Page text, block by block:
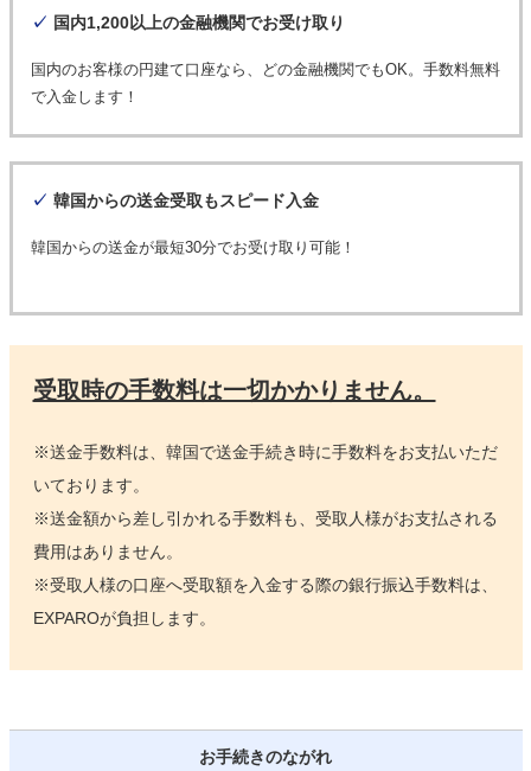
✓ 国内1,200以上の金融機関でお受け取り
国内のお客様の円建て口座なら、どの金融機関でもOK。手数料無料
で入金します！
✓ 韓国からの送金受取もスピード入金
韓国からの送金が最短30分でお受け取り可能！
受取時の手数料は一切かかりません。
※送金手数料は、韓国で送金手続き時に手数料をお支払いただ
いております。
※送金額から差し引かれる手数料も、受取人様がお支払される
費用はありません。
※受取人様の口座へ受取額を入金する際の銀行振込手数料は、
EXPAROが負担します。
お手続きのながれ